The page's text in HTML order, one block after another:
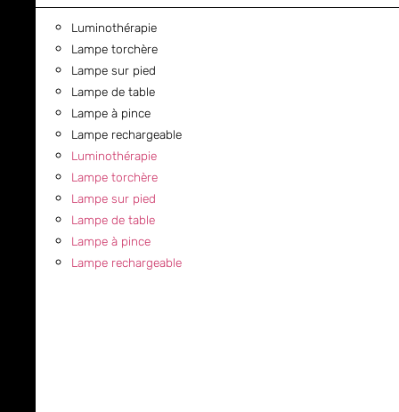
Luminothérapie
Lampe torchère
Lampe sur pied
Lampe de table
Lampe à pince
Lampe rechargeable
Luminothérapie
Lampe torchère
Lampe sur pied
Lampe de table
Lampe à pince
Lampe rechargeable